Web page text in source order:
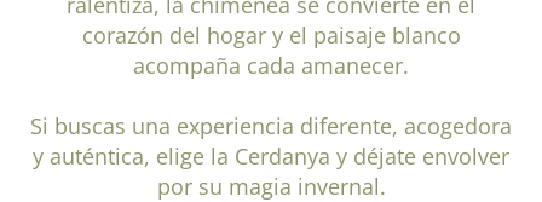
corazón del hogar y el paisaje blanco
acompaña cada amanecer.
Si buscas una experiencia diferente, acogedora
y auténtica, elige la Cerdanya y déjate envolver
por su magia invernal.